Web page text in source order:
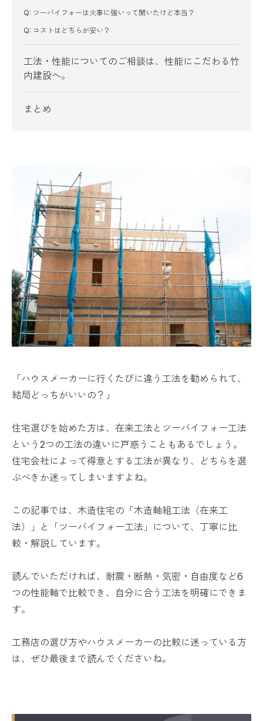
Q: ツーバイフォーは火事に強いって聞いたけど本当？
Q: コストはどちらが安い？
工法・性能についてのご相談は、性能にこだわる竹
内建設へ。
まとめ
「ハウスメーカーに行くたびに違う工法を勧められて、
結局どっちがいいの？」
住宅選びを始めた方は、在来工法とツーバイフォー工法
という2つの工法の違いに戸惑うこともあるでしょう。
住宅会社によって得意とする工法が異なり、どちらを選
ぶべきか迷ってしまいますよね。
この記事では、木造住宅の「木造軸組工法（在来工
法）」と「ツーバイフォー工法」について、丁寧に比
較・解説しています。
読んでいただければ、耐震・断熱・気密・自由度など6
つの性能軸で比較でき、自分に合う工法を明確にできま
す。
工務店の選び方やハウスメーカーの比較に迷っている方
は、ぜひ最後まで読んでくださいね。